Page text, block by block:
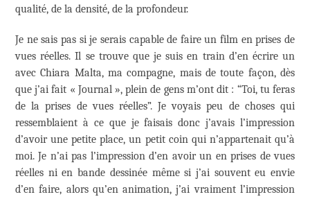
qualité, de la densité, de la profondeur.
Je ne sais pas si je serais capable de faire un film en prises de
vues réelles. Il se trouve que je suis en train d’en écrire un
avec Chiara Malta, ma compagne, mais de toute façon, dès
que j’ai fait « Journal », plein de gens m’ont dit : “Toi, tu feras
de la prises de vues réelles”. Je voyais peu de choses qui
ressemblaient à ce que je faisais donc j’avais l’impression
d’avoir une petite place, un petit coin qui n’appartenait qu’à
moi. Je n’ai pas l’impression d’en avoir un en prises de vues
réelles ni en bande dessinée même si j’ai souvent eu envie
d’en faire, alors qu’en animation, j’ai vraiment l’impression